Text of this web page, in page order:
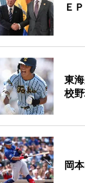
Ｅ
東
校
岡